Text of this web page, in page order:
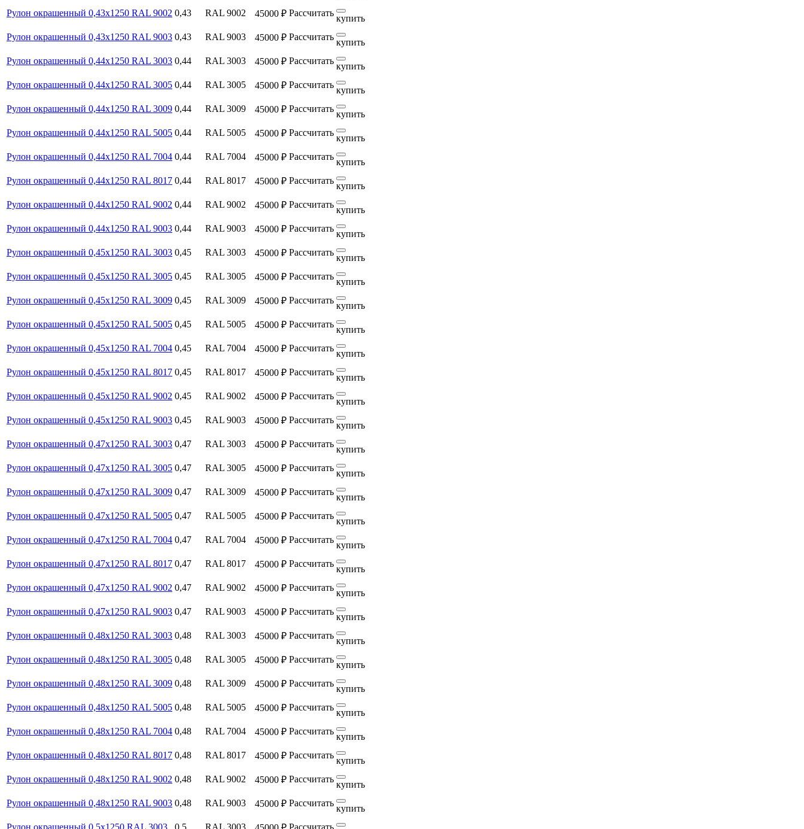
Рулон окрашенный 0,43х1250 RAL 9002 0,43 RAL 9002 45000 ₽ Рассчитать
купить
Рулон окрашенный 0,43х1250 RAL 9003 0,43 RAL 9003 45000 ₽ Рассчитать
купить
Рулон окрашенный 0,44х1250 RAL 3003 0,44 RAL 3003 45000 ₽ Рассчитать
купить
Рулон окрашенный 0,44х1250 RAL 3005 0,44 RAL 3005 45000 ₽ Рассчитать
купить
Рулон окрашенный 0,44х1250 RAL 3009 0,44 RAL 3009 45000 ₽ Рассчитать
купить
Рулон окрашенный 0,44х1250 RAL 5005 0,44 RAL 5005 45000 ₽ Рассчитать
купить
Рулон окрашенный 0,44х1250 RAL 7004 0,44 RAL 7004 45000 ₽ Рассчитать
купить
Рулон окрашенный 0,44х1250 RAL 8017 0,44 RAL 8017 45000 ₽ Рассчитать
купить
Рулон окрашенный 0,44х1250 RAL 9002 0,44 RAL 9002 45000 ₽ Рассчитать
купить
Рулон окрашенный 0,44х1250 RAL 9003 0,44 RAL 9003 45000 ₽ Рассчитать
купить
Рулон окрашенный 0,45х1250 RAL 3003 0,45 RAL 3003 45000 ₽ Рассчитать
купить
Рулон окрашенный 0,45х1250 RAL 3005 0,45 RAL 3005 45000 ₽ Рассчитать
купить
Рулон окрашенный 0,45х1250 RAL 3009 0,45 RAL 3009 45000 ₽ Рассчитать
купить
Рулон окрашенный 0,45х1250 RAL 5005 0,45 RAL 5005 45000 ₽ Рассчитать
купить
Рулон окрашенный 0,45х1250 RAL 7004 0,45 RAL 7004 45000 ₽ Рассчитать
купить
Рулон окрашенный 0,45х1250 RAL 8017 0,45 RAL 8017 45000 ₽ Рассчитать
купить
Рулон окрашенный 0,45х1250 RAL 9002 0,45 RAL 9002 45000 ₽ Рассчитать
купить
Рулон окрашенный 0,45х1250 RAL 9003 0,45 RAL 9003 45000 ₽ Рассчитать
купить
Рулон окрашенный 0,47х1250 RAL 3003 0,47 RAL 3003 45000 ₽ Рассчитать
купить
Рулон окрашенный 0,47х1250 RAL 3005 0,47 RAL 3005 45000 ₽ Рассчитать
купить
Рулон окрашенный 0,47х1250 RAL 3009 0,47 RAL 3009 45000 ₽ Рассчитать
купить
Рулон окрашенный 0,47х1250 RAL 5005 0,47 RAL 5005 45000 ₽ Рассчитать
купить
Рулон окрашенный 0,47х1250 RAL 7004 0,47 RAL 7004 45000 ₽ Рассчитать
купить
Рулон окрашенный 0,47х1250 RAL 8017 0,47 RAL 8017 45000 ₽ Рассчитать
купить
Рулон окрашенный 0,47х1250 RAL 9002 0,47 RAL 9002 45000 ₽ Рассчитать
купить
Рулон окрашенный 0,47х1250 RAL 9003 0,47 RAL 9003 45000 ₽ Рассчитать
купить
Рулон окрашенный 0,48х1250 RAL 3003 0,48 RAL 3003 45000 ₽ Рассчитать
купить
Рулон окрашенный 0,48х1250 RAL 3005 0,48 RAL 3005 45000 ₽ Рассчитать
купить
Рулон окрашенный 0,48х1250 RAL 3009 0,48 RAL 3009 45000 ₽ Рассчитать
купить
Рулон окрашенный 0,48х1250 RAL 5005 0,48 RAL 5005 45000 ₽ Рассчитать
купить
Рулон окрашенный 0,48х1250 RAL 7004 0,48 RAL 7004 45000 ₽ Рассчитать
купить
Рулон окрашенный 0,48х1250 RAL 8017 0,48 RAL 8017 45000 ₽ Рассчитать
купить
Рулон окрашенный 0,48х1250 RAL 9002 0,48 RAL 9002 45000 ₽ Рассчитать
купить
Рулон окрашенный 0,48х1250 RAL 9003 0,48 RAL 9003 45000 ₽ Рассчитать
купить
Рулон окрашенный 0,5х1250 RAL 3003
0,5 RAL 3003 Рассчитать